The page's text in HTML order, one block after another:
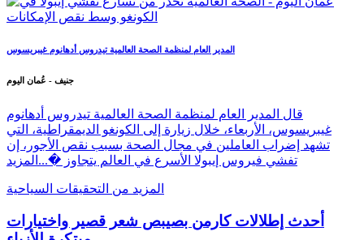
المدير العام لمنظمة الصحة العالمية تيدروس أدهانوم غيبريسوس
جنيف - عُمان اليوم
قال المدير العام لمنظمة الصحة العالمية تيدروس أدهانوم
غيبريسوس، الأربعاء، خلال زيارة إلى الكونغو الديمقراطية، التي
تشهد إضراب العاملين في مجال الصحة بسبب نقص الأجور، إن
تفشي فيروس إيبولا الأسرع في العالم يتجاوز �... المزيد
المزيد من التحقيقات السياحية
أحدث إطلالات كارمن بصيبص شعر قصير واختيارات